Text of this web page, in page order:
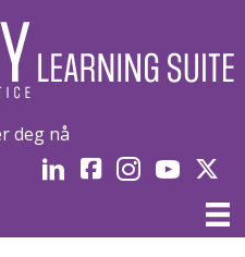
deg nå
LinkedInFacebookInstagramYouTube